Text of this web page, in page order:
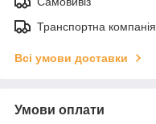
Транспортна компанія
Всі умови доставки
Умови оплати